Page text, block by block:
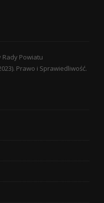
Powiatu
Prawo i Sprawiedliwość.